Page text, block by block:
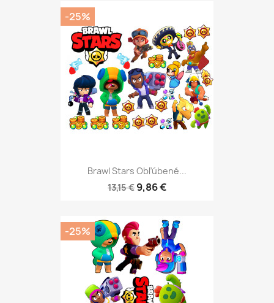
Brawl Stars Obľúbené...
13,15 € 9,86 €
-25%
-25%